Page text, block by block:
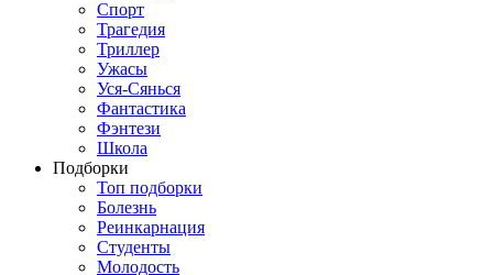
Спорт
Трагедия
Триллер
Ужасы
Уся-Сянься
Фантастика
Фэнтези
Школа
Подборки
Топ подборки
Болезнь
Реинкарнация
Студенты
Молодость